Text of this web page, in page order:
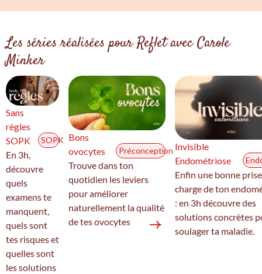
Les séries réalisées pour Reflet avec Carole
Minker
Sans
règles
SOPK
SOPK
En 3h,
découvre
quels
examens te
manquent,
quels sont
tes risques et
quelles sont
les solutions
Bons
ovocytes
Préconception
Trouve dans ton
quotidien les leviers
pour améliorer
naturellement la qualité
de tes ovocytes
Invisible
Endométriose
Enfin une bonne
charge de ton
: en 3h découvre des
solutions concrètes
soulager ta maladie.